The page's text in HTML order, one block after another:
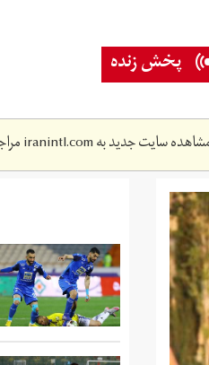
پخش زنده
سایت جدید بهiranintl.com